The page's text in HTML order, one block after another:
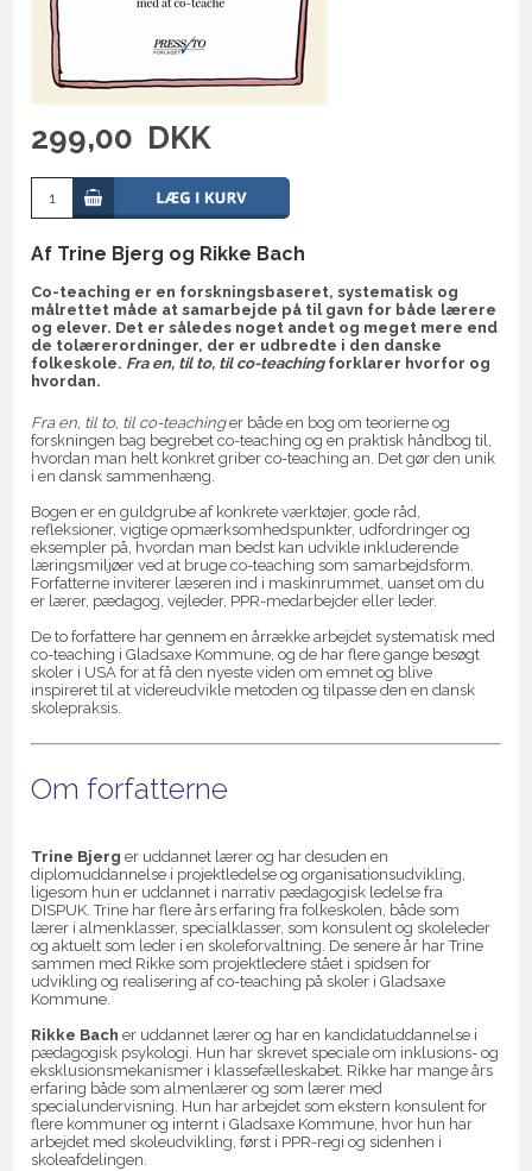
299,00 DKK
Af Trine Bjerg og Rikke Bach
Co-teaching er en forskningsbaseret, systematisk og
målrettet måde at samarbejde på til gavn for både lærere
og elever. Det er således noget andet og meget mere end
de tolærerordninger, der er udbredte i den danske
folkeskole. Fra en, til to, til co-teachingforklarer hvorfor og
hvordan.
Fra en, til to, til co-teachinger både en bog om teorierne og
forskningen bag begrebet co-teaching og en praktisk håndbog til,
hvordan man helt konkret griber co-teaching an. Det gør den unik
i en dansk sammenhæng.
Bogen er en guldgrube af konkrete værktøjer, gode råd,
refleksioner, vigtige opmærksomhedspunkter, udfordringer og
eksempler på, hvordan man bedst kan udvikle inkluderende
læringsmiljøer ved at bruge co-teaching som samarbejdsform.
Forfatterne inviterer læseren ind i maskinrummet, uanset om du
er lærer, pædagog, vejleder, PPR-medarbejder eller leder.
De to forfattere har gennem en årrække arbejdet systematisk med
co-teaching i Gladsaxe Kommune, og de har flere gange besøgt
skoler i USA for at få den nyeste viden om emnet og blive
inspireret til at videreudvikle metoden og tilpasse den en dansk
skolepraksis.
Om forfatterne
Trine Bjerg er uddannet lærer og har desuden en
diplomuddannelse i projektledelse og organisationsudvikling,
ligesom hun er uddannet i narrativ pædagogisk ledelse fra
DISPUK. Trine har flere års erfaring fra folkeskolen, både som
lærer i almenklasser, specialklasser, som konsulent og skoleleder
og aktuelt som leder i en skoleforvaltning. De senere år har Trine
sammen med Rikke som projektledere stået i spidsen for
udvikling og realisering af co-teaching på skoler i Gladsaxe
Kommune.
Rikke Bach er uddannet lærer og har en kandidatuddannelse i
pædagogisk psykologi. Hun har skrevet speciale om inklusions- og
eksklusionsmekanismer i klassefælleskabet. Rikke har mange års
erfaring både som almenlærer og som lærer med
specialundervisning. Hun har arbejdet som ekstern konsulent for
flere kommuner og internt i Gladsaxe Kommune, hvor hun har
arbejdet med skoleudvikling, først i PPR-regi og sidenhen i
skoleafdelingen.